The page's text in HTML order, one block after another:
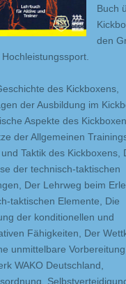
Buch
den
des Kickboxens,
der Ausbildung im
Aspekte des
der Allgemeinen
Taktik des Kickboxens,
der technisch-taktischen
Der Lehrweg beim
taktischen Elemente, Die
der konditionellen und
Fähigkeiten, Der
unmittelbare Vorbereitung,
WAKO Deutschland,